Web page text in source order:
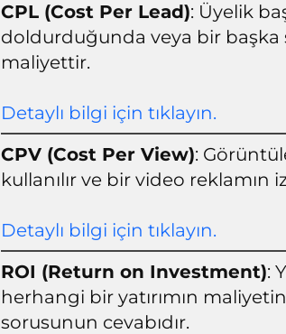
CPL (Cost Per Lead): Üyelik
doldurduğunda veya bir
maliyettir.
Detaylı bilgi için tıklayın.
CPV (Cost Per View):
kullanılır ve bir video
Detaylı bilgi için tıklayın.
ROI (Return on Investment):
herhangi bir yatırımın
sorusunun cevabıdır.